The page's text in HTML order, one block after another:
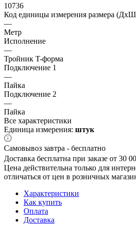
10736
Код единицы измерения размера
—
Метр
Исполнение
—
Тройник T-форма
Подключение 1
—
Пайка
Подключение 2
—
Пайка
Все характеристики
Единица измерения: штук
Самовывоз завтра - бесплатно
Доставка бесплатна при заказе от 30
Цена действительна только для
отличаться от цен в розничных
Характеристики
Как купить
Оплата
Доставка